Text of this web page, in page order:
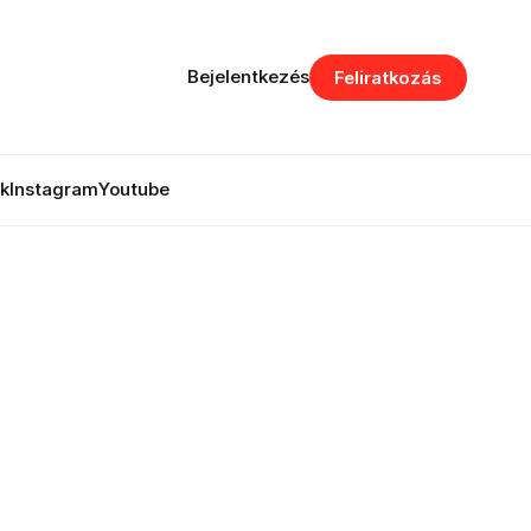
InstagramYoutube
Bejelentkezés Feliratkozás